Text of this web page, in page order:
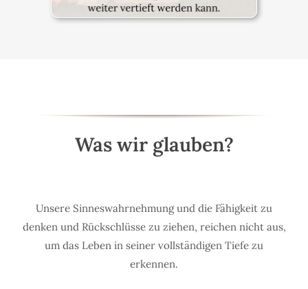
Was wir glauben?
Unsere Sinneswahrnehmung und die Fähigkeit zu
denken und Rückschlüsse zu ziehen, reichen nicht aus,
um das Leben in seiner vollständigen Tiefe zu
erkennen.